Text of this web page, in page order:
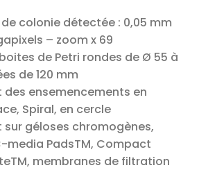
colonie détectée : 0,05 mm
– zoom x 69
de Petri rondes de Ø 55 à
de 120 mm
des ensemencements en
Spiral, en cercle
sur géloses chromogènes,
media PadsTM, Compact
membranes de filtration